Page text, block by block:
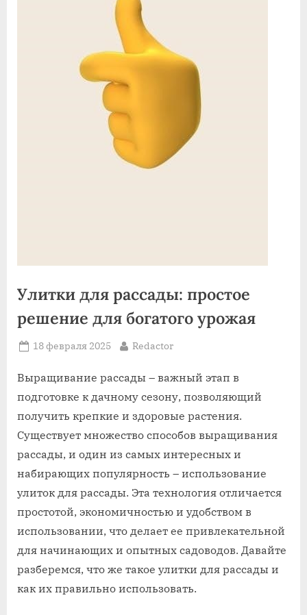
Улитки для рассады: простое
решение для богатого урожая
Posted
18 февраля 2025 By
Redactor
Выращивание рассады – важный этап в
подготовке к дачному сезону, позволяющий
получить крепкие и здоровые растения.
Существует множество способов выращивания
рассады, и один из самых интересных и
набирающих популярность – использование
улиток для рассады. Эта технология отличается
простотой, экономичностью и удобством в
использовании, что делает ее привлекательной
для начинающих и опытных садоводов. Давайте
разберемся, что же такое улитки для рассады и
как их правильно использовать.